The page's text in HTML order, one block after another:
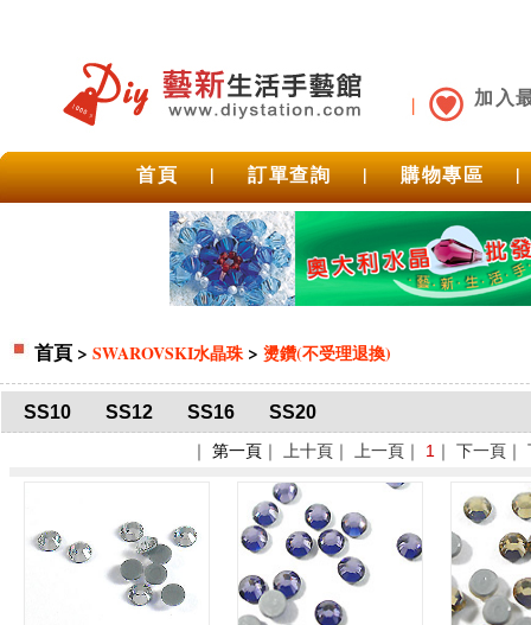
加入
首頁 | 訂單查詢 | 購物專區 |
首頁 > SWAROVSKI水晶珠> 燙鑽(不受理退換)
SS10 SS12 SS16 SS20
｜ 第一頁 ｜ 上十頁｜ 上一頁｜ 1 ｜ 下一頁